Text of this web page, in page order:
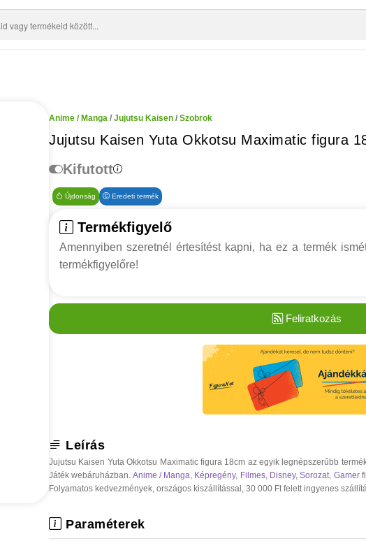
Anime / Manga / Jujutsu Kaisen / Szobrok
Jujutsu Kaisen Yuta Okkotsu Maximatic figura
Kifutott
Újdonság Eredeti termék
Termékfigyelő
Amennyiben szeretnél értesítést kapni, ha ez a termék
termékfigyelőre!
Feliratkozás
Leírás
Jujutsu Kaisen Yuta Okkotsu Maximatic figura 18cm az egyik legnépszerűbb
Játék webáruházban. Anime / Manga Képregény, Filmes, Disney,Sorozat Gamer
Folyamatos kedvezmények, országos kiszállítással, 30 000 Ft felett ingyenes
Paraméterek